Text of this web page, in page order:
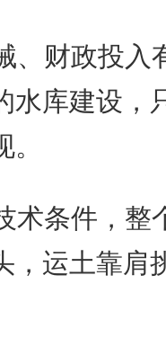
、财政投入
水库建设，
术条件，整
，运土靠肩